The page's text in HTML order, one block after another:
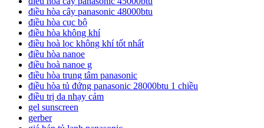
điều hòa cây panasonic 48000btu
điều hòa cục bộ
điều hòa không khí
điều hoà lọc không khí tốt nhất
điều hòa nanoe
điều hoà nanoe g
điều hòa trung tâm panasonic
điều hòa tủ đứng panasonic 28000btu 1 chiều
điều trị da nhạy cảm
gel sunscreen
gerber